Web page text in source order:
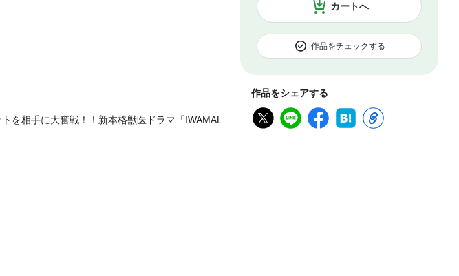
カートへ
作品をチェックする
作品をシェアする
を相手に大奮戦！！新本格獣医ドラマ「IWAMAL